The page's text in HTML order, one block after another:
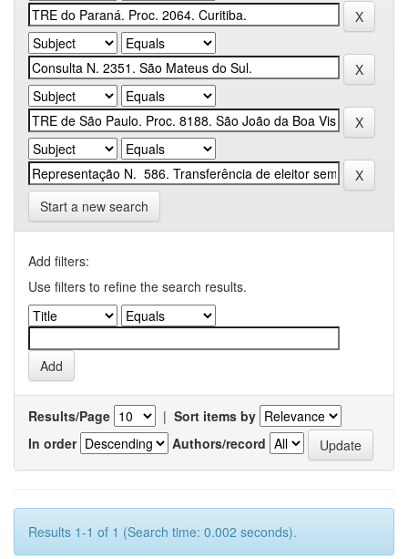
Start a new search
Add filters:
Use filters to refine the search results.
Results/Page | Sort items by
In order
Authors/record
Results 1-1 of 1 (Search time: 0.002 seconds).